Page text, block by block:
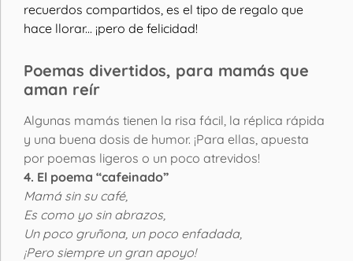
recuerdos compartidos, es el tipo de regalo que
hace llorar... ¡pero de felicidad!
Poemas divertidos, para mamás que
aman reír
Algunas mamás tienen la risa fácil, la réplica rápida
y una buena dosis de humor. ¡Para ellas, apuesta
por poemas ligeros o un poco atrevidos!
4. El poema “cafeinado”
Mamá sin su café,
Es como yo sin abrazos,
Un poco gruñona, un poco enfadada,
¡Pero siempre un gran apoyo!